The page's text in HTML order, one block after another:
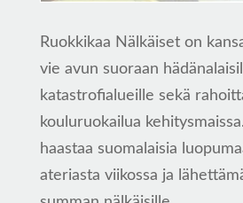
Ruokkikaa Nälkäiset on
vie avun suoraan
katastrofialueille sekä
kouluruokailua
haastaa suomalaisia
ateriasta viikossa ja